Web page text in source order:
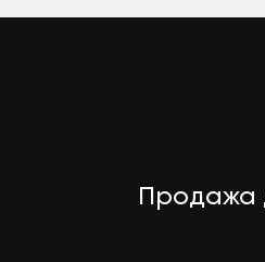
Продажа